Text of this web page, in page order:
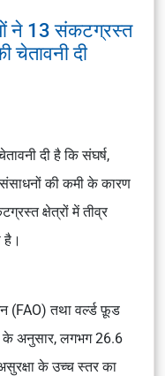
ने 13 संकटग्रस्त
चेतावनी दी
दी है कि संघर्ष,
की कमी के कारण
क्षेत्रों में तीव्र
है।
(FAO) तथा वर्ल्ड फ़ूड
के अनुसार, लगभग 26.6
के उच्च स्तर का